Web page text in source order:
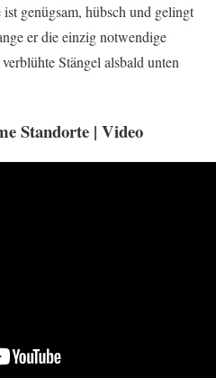
genügsam, hübsch und gelingt
er die einzig notwendige
Stängel alsbald unten
Standorte | Video